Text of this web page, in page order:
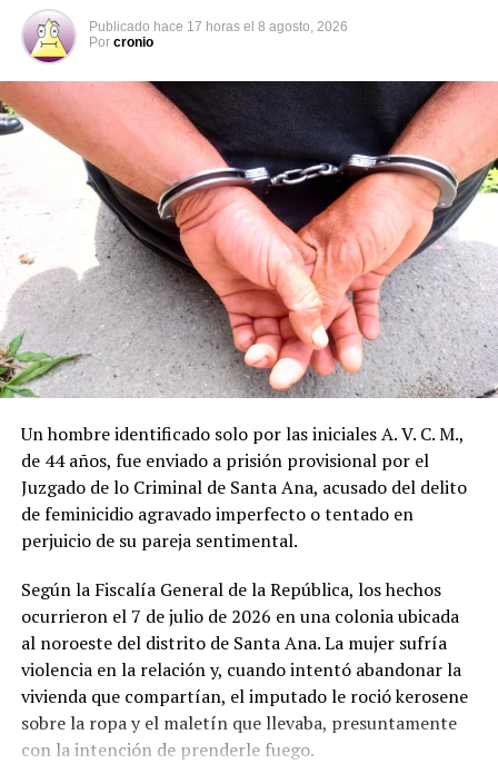
Los agentes de la PNC localizaron a Durán Flores en la
calle principal del barrio La Playa, en Acajutla, y
procedieron a su captura. El detenido fue puesto a
disposición de las autoridades correspondientes para
que se continúe con el proceso legal.
El caso se da en el marco de las denuncias por violencia
prioritaria. La madre de la víctima decidió interponer la
denuncia para frenar las amenazas que venía recibiendo.
Hasta el momento no se han revelado más detalles
sobre el contenido exacto de las amenazas ni sobre el
Comparte esto:
Facebook X
Me gusta esto:
Publicado hace 17 horas el 8 agosto, 2026
Por cronio
Un hombre identificado solo por las iniciales A. V. C. M.,
de 44 años, fue enviado a prisión provisional por el
Juzgado de lo Criminal de Santa Ana, acusado del delito
de feminicidio agravado imperfecto o tentado en
perjuicio de su pareja sentimental.
Según la Fiscalía General de la República, los hechos
ocurrieron el 7 de julio de 2026 en una colonia ubicada
al noroeste del distrito de Santa Ana. La mujer sufría
violencia en la relación y, cuando intentó abandonar la
vivienda que compartían, el imputado le roció kerosene
sobre la ropa y el maletín que llevaba, presuntamente
con la intención de prenderle fuego.